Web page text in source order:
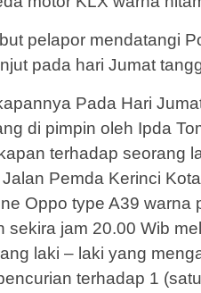
pelapor mendatangi
pada hari Jumat
Pada Hari
di pimpin oleh Ipda
terhadap seorang
Pemda Kerinci
Oppo type A39 warna
sekira jam 20.00 Wib
laki – laki yang
terhadap 1